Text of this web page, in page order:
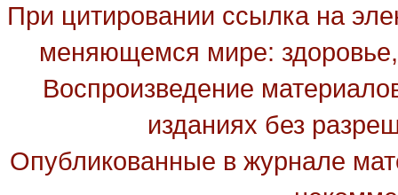
При цитировании ссылка на
меняющемся мире: здоровье,
Воспроизведение
изданиях без
Опубликованные в журнале